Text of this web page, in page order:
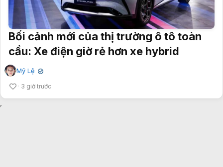
Bối cảnh mới của thị trường ô tô toàn
cầu: Xe điện giờ rẻ hơn xe hybrid
Mỹ Lệ ✔
3 giờ trước